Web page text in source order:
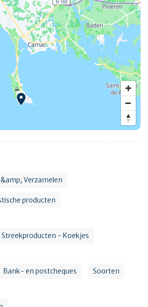
Verzamelen
producten
- Koekjes
Bank- en postcheques Soorten